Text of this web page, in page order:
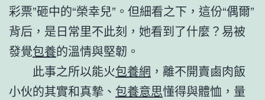
彩票”砸中的“榮幸兒”。但細看之下，這份“偶爾”
背后，是日常里不此刻，她看到了什麼？易被
發覺包養的溫情與堅韌。
此事之所以能火包養網 ，離不開賣鹵肉飯
小伙的其實和真摯、 包養意思懂得與體恤，量